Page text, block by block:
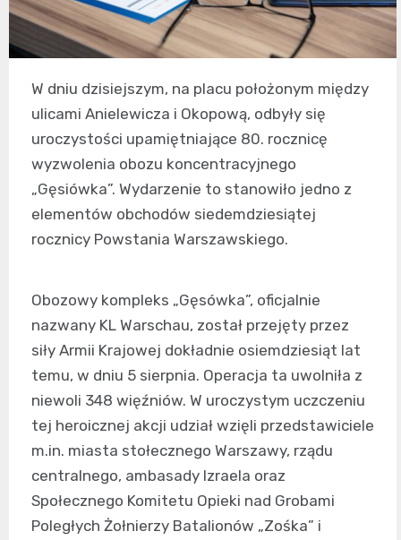
W dniu dzisiejszym, na placu położonym między
ulicami Anielewicza i Okopową, odbyły się
uroczystości upamiętniające 80. rocznicę
wyzwolenia obozu koncentracyjnego
„Gęsiówka”. Wydarzenie to stanowiło jedno z
elementów obchodów siedemdziesiątej
rocznicy Powstania Warszawskiego.
Obozowy kompleks „Gęsówka”, oficjalnie
nazwany KL Warschau, został przejęty przez
siły Armii Krajowej dokładnie osiemdziesiąt lat
temu, w dniu 5 sierpnia. Operacja ta uwolniła z
niewoli 348 więźniów. W uroczystym uczczeniu
tej heroicznej akcji udział wzięli przedstawiciele
m.in. miasta stołecznego Warszawy, rządu
centralnego, ambasady Izraela oraz
Społecznego Komitetu Opieki nad Grobami
Poległych Żołnierzy Batalionów „Zośka” i